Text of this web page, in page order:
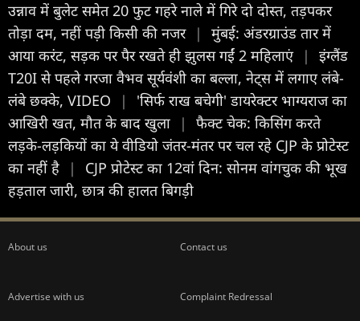
उन्नाव में बुलेट समेत 20 फुट गहरे नाले में गिरे दो दोस्त, तड़पकर
तोड़ा दम, नहीं पड़ी किसी की नजर |
मुंबई: अंडरग्राउंड तार में
आया करंट, सड़क पर पैर रखते ही झुलस गईं 2 महिलाएं |
इंग्लैंड
T20I से पहले गरजा वैभव सूर्यवंशी का बल्ला, नेट्स में लगाए लंबे-
लंबे छक्के, VIDEO
|
'सिर्फ राख बचेगी' डायरेक्टर भाग्यराज का
आख‍िरी खत, मौत के बाद खुला
|
फैक्ट चेक: किसिंग करते
लड़के-लड़कियों का ये वीडियो जंतर-मंतर पर चल रहे CJP के प्रोटेस्ट
का नहीं है
|
CJP प्रोटेस्ट का 12वां दिन: सोनम वांगचुक की भूख
हड़ताल जारी, छात्र की हालत बिगड़ी
About us Contact us
Advertise with us Complaint Redressal